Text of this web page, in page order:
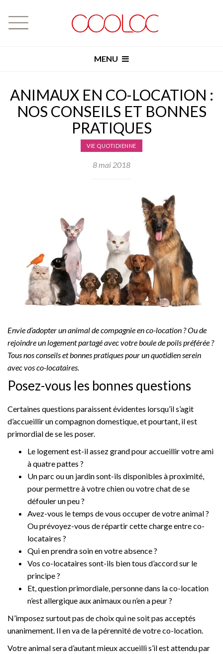
MENU
ANIMAUX EN CO-LOCATION :
NOS CONSEILS ET BONNES
PRATIQUES
VIE QUOTIDIENNE
8 mai 2018
Envie d’adopter un animal de compagnie en co-location ? Ou de
rejoindre un logement partagé avec votre boule de poils préférée ?
Tous nos conseils et bonnes pratiques pour un quotidien serein
avec vos co-locataires.
Posez-vous les bonnes questions
Certaines questions paraissent évidentes lorsqu’il s’agit
d’accueillir un compagnon domestique, et pourtant, il est
primordial de se les poser.
Le logement est-il assez grand pour accueillir votre ami
à quatre pattes ?
Un parc ou un jardin sont-ils disponibles à proximité,
pour permettre à votre chien ou votre chat de se
défouler un peu ?
Avez-vous le temps de vous occuper de votre animal ?
Ou prévoyez-vous de répartir cette charge entre co-
locataires ?
Qui en prendra soin en votre absence ?
Vos co-locataires sont-ils bien tous d’accord sur le
principe ?
Et, question primordiale, personne dans la co-location
n’est allergique aux animaux ou n’en a peur ?
N’imposez surtout pas de choix qui ne soit pas acceptés
unanimement. Il en va de la pérennité de votre co-location.
Votre animal sera d’autant mieux accueilli s’il est attendu par